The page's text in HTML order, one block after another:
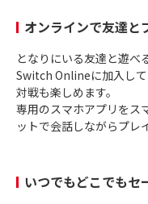
オンラインで友達と
となりにいる友達と遊
Switch Onlineに加入し
対戦も楽しめます。
専用のスマホアプリをス
ットで会話しながらプレ
いつでもどこでもセ